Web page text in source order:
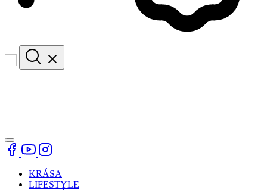
KRÁSA
LIFESTYLE